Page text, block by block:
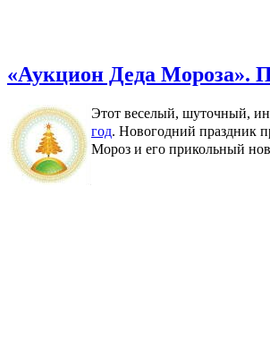
«Аукцион Деда Мороза».
Этот веселый, шуточный,
год. Новогодний праздник
Мороз и его прикольный